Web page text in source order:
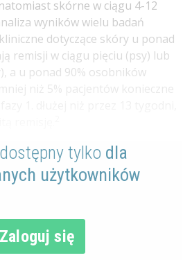
skórne w ciągu 4-12
wyników wielu badań
dotyczące skóry u ponad
remisji w ciągu pięciu (psy) lub
a u ponad 90% osobników
niż 5% pacjentów konieczne
tylko dla
użytkowników
Zaloguj się